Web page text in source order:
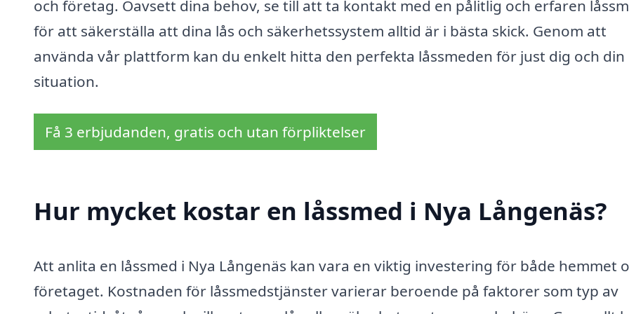
och företag. Oavsett dina behov, se till att ta kontakt med en pålitlig och erfaren
för att säkerställa att dina lås och säkerhetssystem alltid är i bästa skick. Genom att
använda vår plattform kan du enkelt hitta den perfekta låssmeden för just dig och din
situation.
Få 3 erbjudanden, gratis och utan förpliktelser
Hur mycket kostar en låssmed i Nya Långenäs?
Att anlita en låssmed i Nya Långenäs kan vara en viktig investering för både hemmet
företaget. Kostnaden för låssmedstjänster varierar beroende på faktorer som typ av